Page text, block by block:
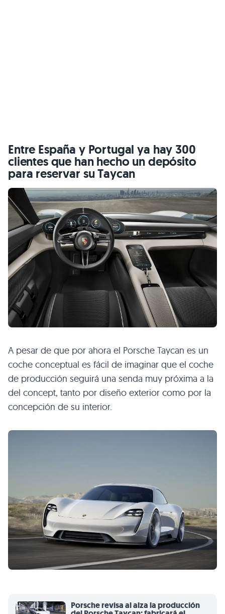
Entre España y Portugal ya hay 300
clientes que han hecho un depósito
para reservar su Taycan
A pesar de que por ahora el Porsche Taycan es un
coche conceptual es fácil de imaginar que el coche
de producción seguirá una senda muy próxima a la
del concept, tanto por diseño exterior como por la
concepción de su interior.
Porsche revisa al alza la producción